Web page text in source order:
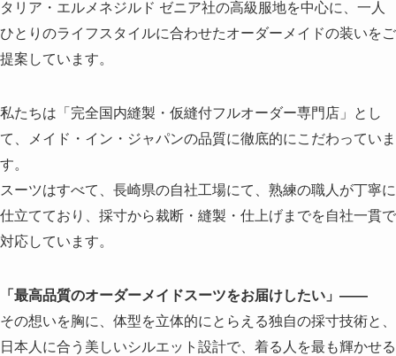
タリア・エルメネジルド ゼニア社の高級服地を中心に、一人
ひとりのライフスタイルに合わせたオーダーメイドの装いをご
提案しています。
私たちは「完全国内縫製・仮縫付フルオーダー専門店」とし
て、メイド・イン・ジャパンの品質に徹底的にこだわっていま
す。
スーツはすべて、長崎県の自社工場にて、熟練の職人が丁寧に
仕立てており、採寸から裁断・縫製・仕上げまでを自社一貫で
対応しています。
「最高品質のオーダーメイドスーツをお届けしたい」——
その想いを胸に、体型を立体的にとらえる独自の採寸技術と、
日本人に合う美しいシルエット設計で、着る人を最も輝かせる